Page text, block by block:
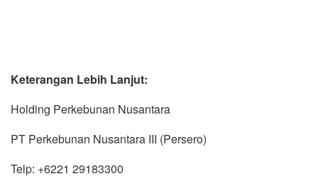
Keterangan Lebih Lanjut:
Holding Perkebunan Nusantara
PT Perkebunan Nusantara III (Persero)
Telp: +6221 29183300